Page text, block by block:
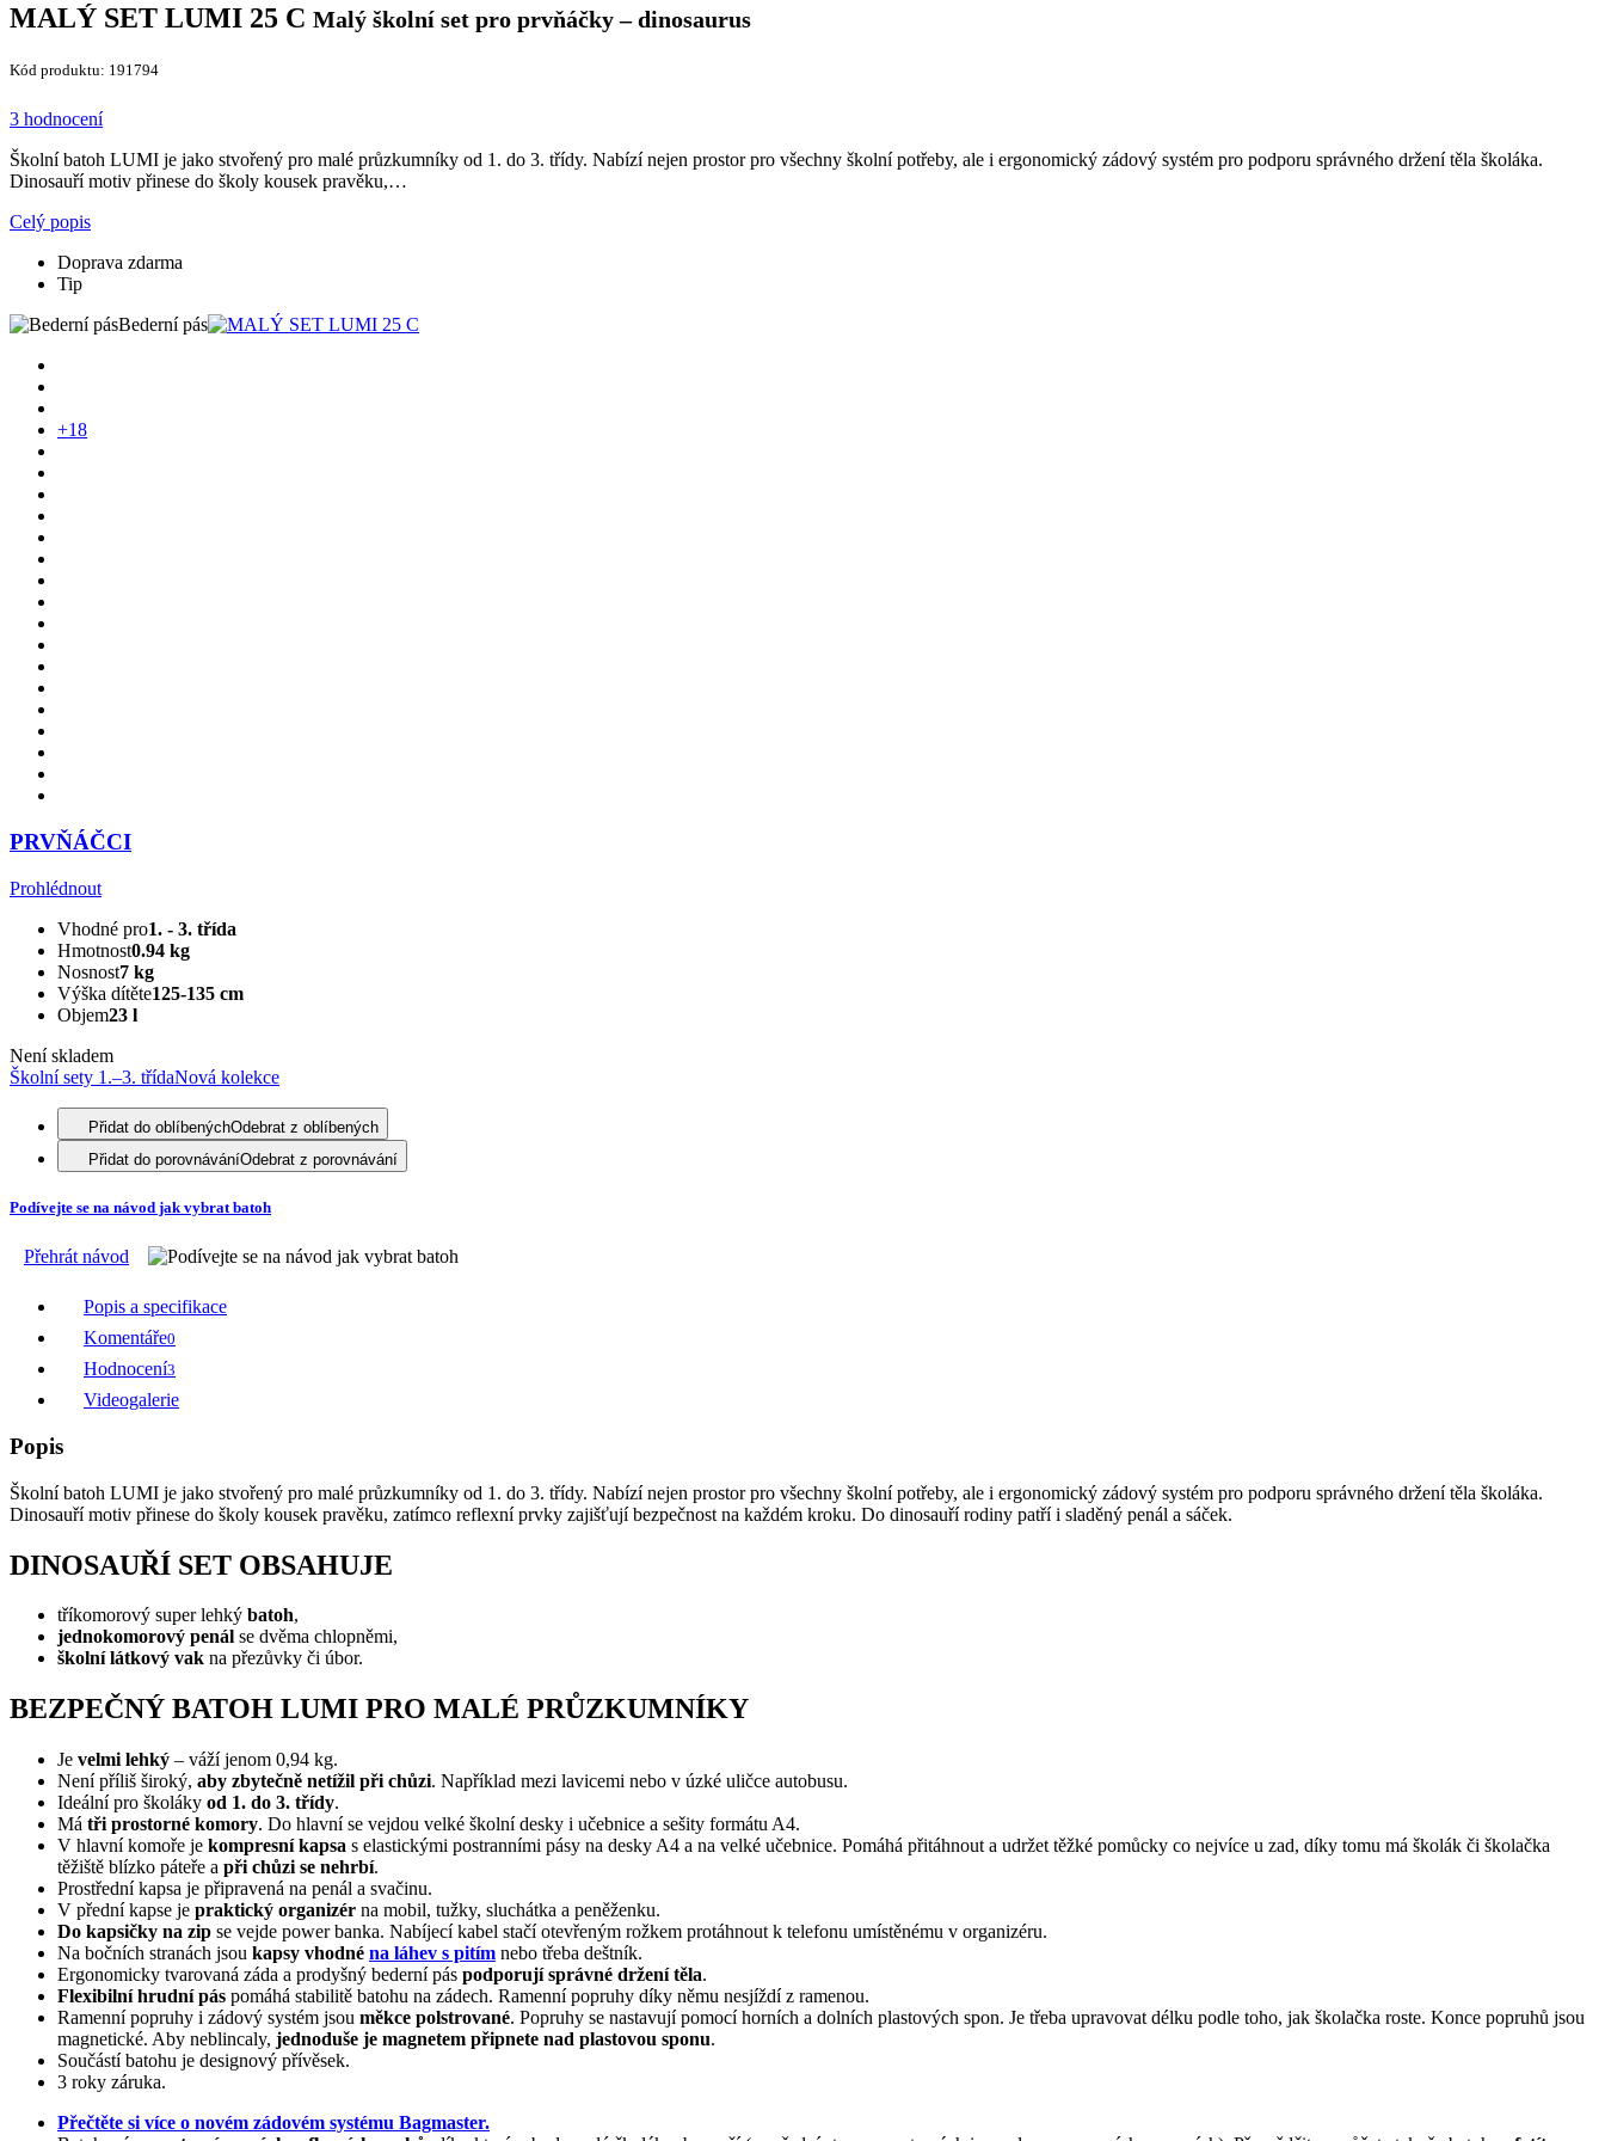
MALÝ SET LUMI 25 C Malý školní set pro prvňáčky – dinosaurus
Kód produktu: 191794
3 hodnocení
Školní batoh LUMI je jako stvořený pro malé průzkumníky od 1. do 3. třídy. Nabízí nejen prostor pro všechny školní potřeby, ale i ergonomický zádový systém pro podporu správného držení těla školáka.
Dinosauří motiv přinese do školy kousek pravěku,…
Celý popis
Doprava zdarma
Tip
Bederní pás
+18
PRVŇÁČCI
Prohlédnout
Vhodné pro1. - 3. třída
Hmotnost0.94 kg
Nosnost7 kg
Výška dítěte125-135 cm
Objem23 l
Není skladem
Školní sety 1.–3. třídaNová kolekce
Přidat do oblíbenýchOdebrat z oblíbených
Přidat do porovnáváníOdebrat z porovnávání
Podívejte se na návod jak vybrat batoh
Přehrát návod
Popis a specifikace
Komentáře0
Hodnocení3
Videogalerie
Popis
Školní batoh LUMI je jako stvořený pro malé průzkumníky od 1. do 3. třídy. Nabízí nejen prostor pro všechny školní potřeby, ale i ergonomický zádový systém pro podporu správného držení těla školáka.
Dinosauří motiv přinese do školy kousek pravěku, zatímco reflexní prvky zajišťují bezpečnost na každém kroku. Do dinosauří rodiny patří i sladěný penál a sáček.
DINOSAUŘÍ SET OBSAHUJE
tříkomorový super lehký batoh,
jednokomorový penál se dvěma chlopněmi,
školní látkový vak na přezůvky či úbor.
BEZPEČNÝ BATOH LUMI PRO MALÉ PRŮZKUMNÍKY
Je velmi lehký – váží jenom 0,94 kg.
Není příliš široký, aby zbytečně netížil při chůzi. Například mezi lavicemi nebo v úzké uličce autobusu.
Ideální pro školáky od 1. do 3. třídy.
Má tři prostorné komory. Do hlavní se vejdou velké školní desky i učebnice a sešity formátu A4.
V hlavní komoře je kompresní kapsa s elastickými postranními pásy na desky A4 a na velké učebnice. Pomáhá přitáhnout a udržet těžké pomůcky co nejvíce u zad, díky tomu má školák či školačka
těžiště blízko páteře a při chůzi se nehrbí.
Prostřední kapsa je připravená na penál a svačinu.
V přední kapse je praktický organizér na mobil, tužky, sluchátka a peněženku.
Do kapsičky na zip se vejde power banka. Nabíjecí kabel stačí otevřeným rožkem protáhnout k telefonu umístěnému v organizéru.
Na bočních stranách jsou kapsy vhodné na láhev s pitím nebo třeba deštník.
Ergonomicky tvarovaná záda a prodyšný bederní pás podporují správné držení těla.
Flexibilní hrudní pás pomáhá stabilitě batohu na zádech. Ramenní popruhy díky němu nesjíždí z ramenou.
Ramenní popruhy i zádový systém jsou měkce polstrované. Popruhy se nastavují pomocí horních a dolních plastových spon. Je třeba upravovat délku podle toho, jak školačka roste. Konce popruhů jsou
magnetické. Aby neblincaly, jednoduše je magnetem připnete nad plastovou sponu.
Součástí batohu je designový přívěsek.
3 roky záruka.
Přečtěte si více o novém zádovém systému Bagmaster.